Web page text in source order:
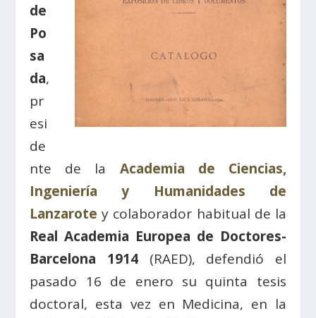
de
Po
sa
da,
pr
esi
de
nte de la Academia de Ciencias,
Ingeniería y Humanidades de
Lanzarote y colaborador habitual de la
Real Academia Europea de Doctores-
Barcelona 1914(RAED), defendió el
pasado 16 de enero su quinta tesis
doctoral, esta vez en Medicina, en la